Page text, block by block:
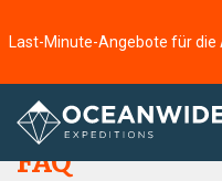
Startseite
FAQ